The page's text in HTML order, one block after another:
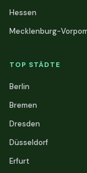
Hessen
Mecklenburg-
TOP STÄDTE
Berlin
Bremen
Dresden
Düsseldorf
Erfurt